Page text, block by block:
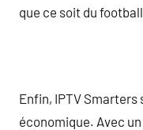
que ce soit du
Enfin, IPTV Smarters
économique. Avec